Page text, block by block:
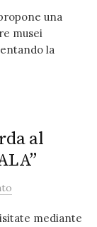
una
musei
la
al
mediante